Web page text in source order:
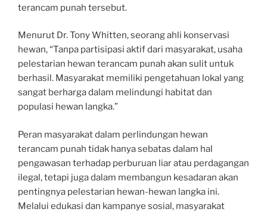
terancam punah tersebut.
Menurut Dr. Tony Whitten, seorang ahli konservasi
hewan, “Tanpa partisipasi aktif dari masyarakat, usaha
pelestarian hewan terancam punah akan sulit untuk
berhasil. Masyarakat memiliki pengetahuan lokal yang
sangat berharga dalam melindungi habitat dan
populasi hewan langka.”
Peran masyarakat dalam perlindungan hewan
terancam punah tidak hanya sebatas dalam hal
pengawasan terhadap perburuan liar atau perdagangan
ilegal, tetapi juga dalam membangun kesadaran akan
pentingnya pelestarian hewan-hewan langka ini.
Melalui edukasi dan kampanye sosial, masyarakat